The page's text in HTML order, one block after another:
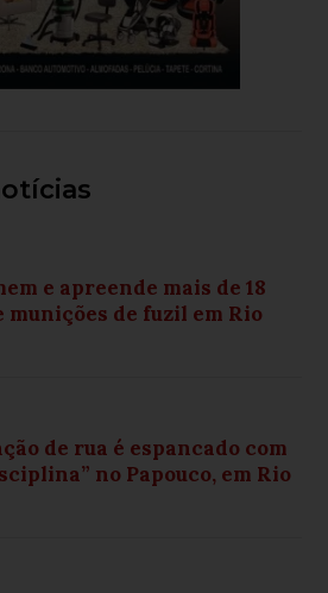
e apreende mais de 18
munições de fuzil em Rio
de rua é espancado com
no Papouco, em Rio